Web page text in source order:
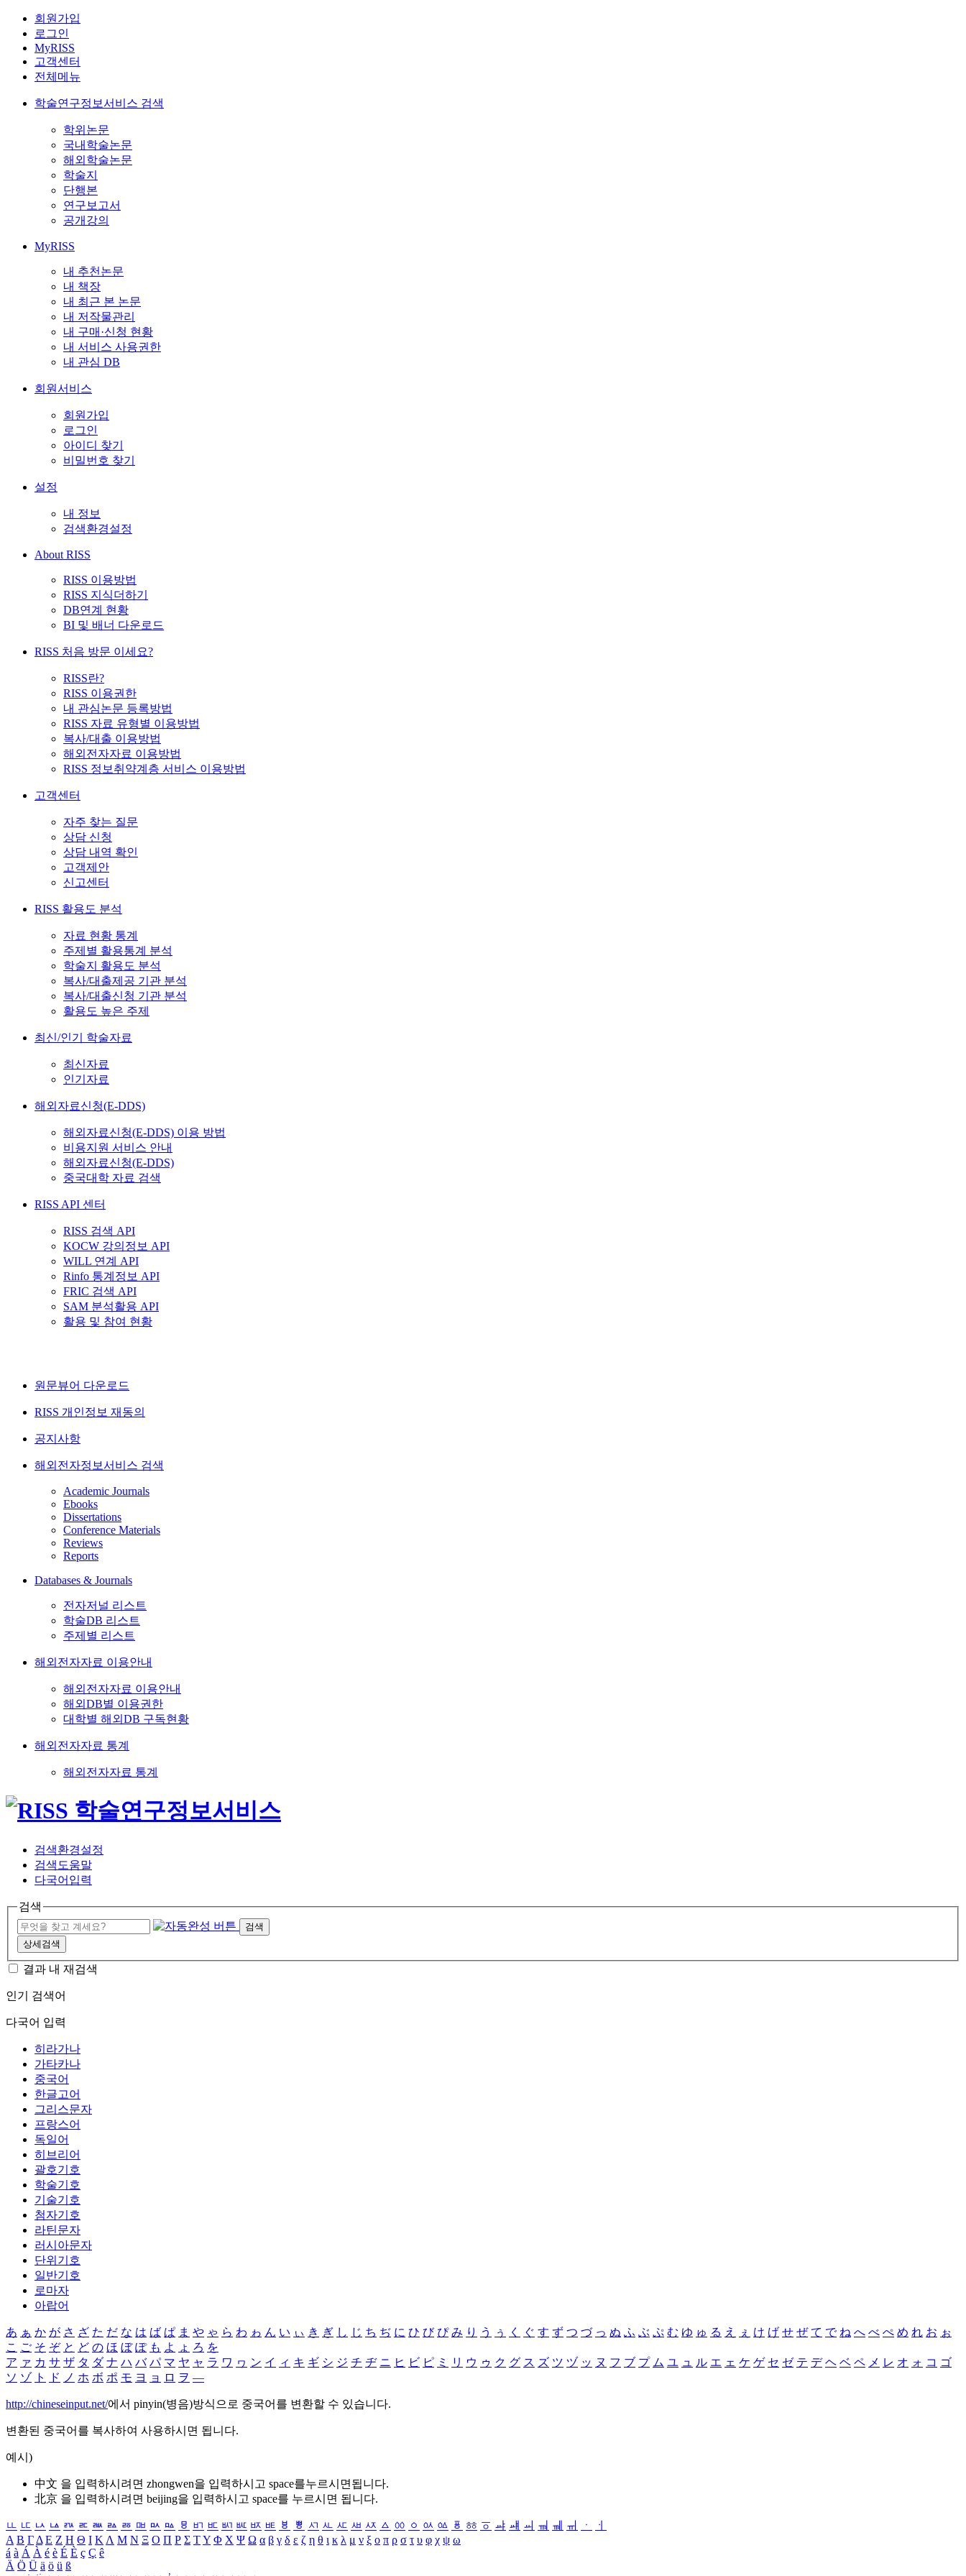
회원가입
로그인
MyRISS
고객센터
전체메뉴
학술연구정보서비스 검색
학위논문
국내학술논문
해외학술논문
학술지
단행본
연구보고서
공개강의
MyRISS
내 추천논문
내 책장
내 최근 본 논문
내 저작물관리
내 구매·신청 현황
내 서비스 사용권한
내 관심 DB
회원서비스
회원가입
로그인
아이디 찾기
비밀번호 찾기
설정
내 정보
검색환경설정
About RISS
RISS 이용방법
RISS 지식더하기
DB연계 현황
BI 및 배너 다운로드
RISS 처음 방문 이세요?
RISS란?
RISS 이용권한
내 관심논문 등록방법
RISS 자료 유형별 이용방법
복사/대출 이용방법
해외전자자료 이용방법
RISS 정보취약계층 서비스 이용방법
고객센터
자주 찾는 질문
상담 신청
상담 내역 확인
고객제안
신고센터
RISS 활용도 분석
자료 현황 통계
주제별 활용통계 분석
학술지 활용도 분석
복사/대출제공 기관 분석
복사/대출신청 기관 분석
활용도 높은 주제
최신/인기 학술자료
최신자료
인기자료
해외자료신청(E-DDS)
해외자료신청(E-DDS) 이용 방법
비용지원 서비스 안내
해외자료신청(E-DDS)
중국대학 자료 검색
RISS API 센터
RISS 검색 API
KOCW 강의정보 API
WILL 연계 API
Rinfo 통계정보 API
FRIC 검색 API
SAM 분석활용 API
활용 및 참여 현황
원문뷰어 다운로드
RISS 개인정보 재동의
공지사항
해외전자정보서비스 검색
Academic Journals
Ebooks
Dissertations
Conference Materials
Reviews
Reports
Databases & Journals
전자저널 리스트
학술DB 리스트
주제별 리스트
해외전자자료 이용안내
해외전자자료 이용안내
해외DB별 이용권한
대학별 해외DB 구독현황
해외전자자료 통계
해외전자자료 통계
검색환경설정
검색도움말
다국어입력
검색
검색
상세검색
결과 내 재검색
인기 검색어
다국어 입력
히라가나
가타카나
중국어
한글고어
그리스문자
프랑스어
독일어
히브리어
괄호기호
학술기호
기술기호
첨자기호
라틴문자
러시아문자
단위기호
일반기호
로마자
아랍어
あ ぁ か が さ ざ た だ な は ば ぱ ま や ゃ ら わ ゎ ん い ぃ き ぎ し じ ち ぢ に ひ び ぴ み り う ぅ く ぐ す ず つ づ っ ぬ ふ ぶ ぷ む ゆ ゅ る え ぇ け げ せ ぜ て で ね へ べ ぺ め れ お ぉ
こ ご そ ぞ と ど の ほ ぼ ぽ も よ ょ ろ を
ア ァ カ サ ザ タ ダ ナ ハ バ パ マ ヤ ャ ラ ワ ヮ ン イ ィ キ ギ シ ジ チ ヂ ニ ヒ ビ ピ ミ リ ウ ゥ ク グ ス ズ ツ ヅ ッ ヌ フ ブ プ ム ユ ュ ル エ ェ ケ ゲ セ ゼ テ デ ヘ ベ ペ メ レ オ ォ コ ゴ
ソ ゾ ト ド ノ ホ ボ ポ モ ヨ ョ ロ ヲ ―
http://chineseinput.net/에서 pinyin(병음)방식으로 중국어를 변환할 수 있습니다.
변환된 중국어를 복사하여 사용하시면 됩니다.
예시)
中文 을 입력하시려면 zhongwen을 입력하시고 space를누르시면됩니다.
北京 을 입력하시려면 beijing을 입력하시고 space를 누르시면 됩니다.
ㅥ ㅦ ㅧ ㅨ ㅩ ㅪ ㅫ ㅬ ㅭ ㅮ ㅯ ㅰ ㅱ ㅲ ㅳ ㅴ ㅵ ㅶ ㅷ ㅸ ㅹ ㅺ ㅻ ㅼ ㅽ ㅾ ㅿ ㆀ ㆁ ㆂ ㆃ ㆄ ㆅ ㆆ ㆇ ㆈ ㆉ ㆊ ㆋ ㆌ ㆍ
ㆎ
Α Β ΓΔ Ε Ζ Η Θ Ι ΚΛ Μ Ν Ξ Ο Π Ρ Σ ΤΥ Φ Χ Ψ Ω α β γ δ ε ζ η θ ι κ λ μ ν ξ ο π ρ σ τ υ φ χ ψ ω
á à Á À é è É È ç Ç ê
Ä Ö Ü ä ö ü ß